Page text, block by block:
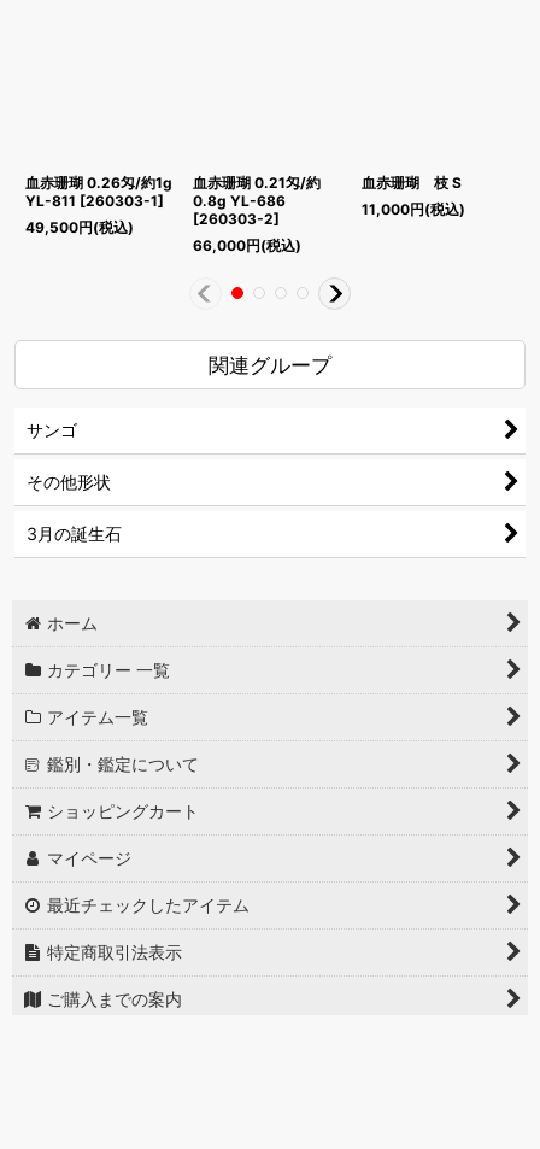
血赤珊瑚 0.26匁/約1g
YL-811 [260303-1]
49,500円(税込)
血赤珊瑚 0.21匁/約
0.8g YL-686
[260303-2]
66,000円(税込)
血赤珊瑚 枝 S
11,000円(税込)
関連グループ
サンゴ
その他形状
3月の誕生石
ホーム
カテゴリー 一覧
アイテム一覧
鑑別・鑑定について
ショッピングカート
マイページ
最近チェックしたアイテム
特定商取引法表示
ご購入までの案内